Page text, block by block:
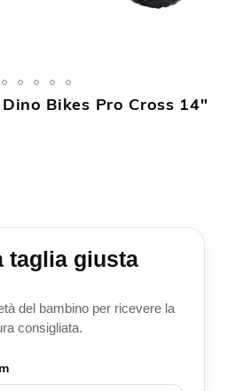
Bikes Pro Cross 14"
taglia giusta
del bambino per ricevere la
consigliata.